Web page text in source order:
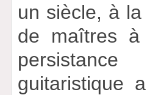
un siècle, à
de maîtres
guitaristique